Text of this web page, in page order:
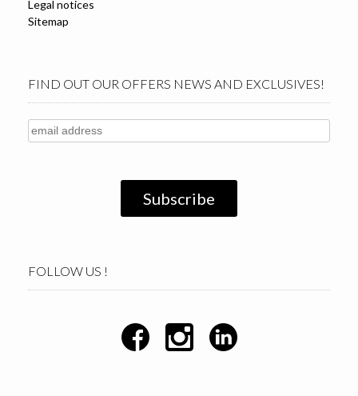
Legal notices
Sitemap
FIND OUT OUR OFFERS NEWS AND EXCLUSIVES!
FOLLOW US !